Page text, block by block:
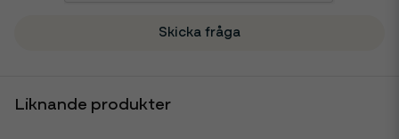
Skicka fråga
Liknande produkter